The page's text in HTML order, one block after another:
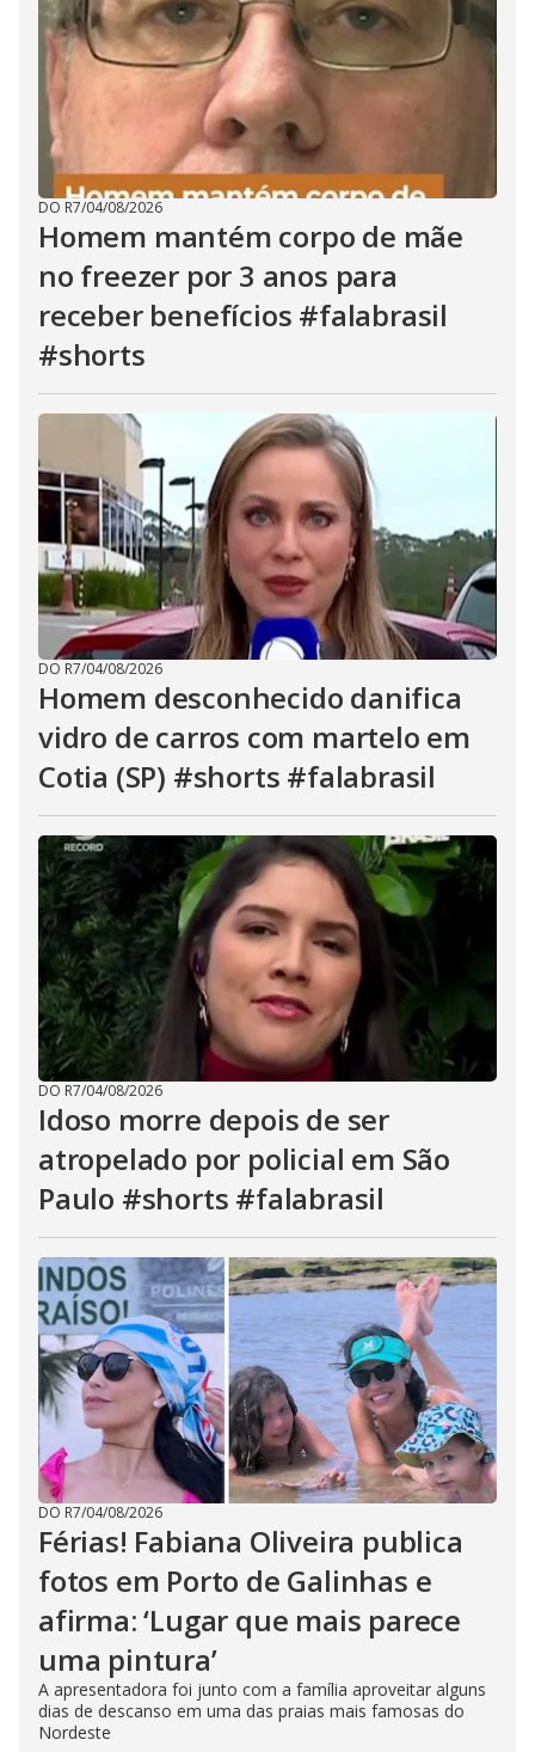
DO R7/04/08/2026
Homem mantém corpo de mãe
no freezer por 3 anos para
receber benefícios #falabrasil
#shorts
DO R7/04/08/2026
Homem desconhecido danifica
vidro de carros com martelo em
Cotia (SP) #shorts #falabrasil
DO R7/04/08/2026
Idoso morre depois de ser
atropelado por policial em São
Paulo #shorts #falabrasil
DO R7/04/08/2026
Férias! Fabiana Oliveira publica
fotos em Porto de Galinhas e
afirma: ‘Lugar que mais parece
uma pintura’
A apresentadora foi junto com a família aproveitar alguns
dias de descanso em uma das praias mais famosas do
Nordeste